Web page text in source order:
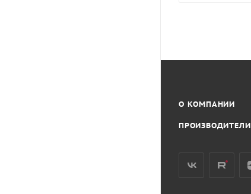
О КОМПАНИИ
ПРОИЗВОДИТЕЛИ